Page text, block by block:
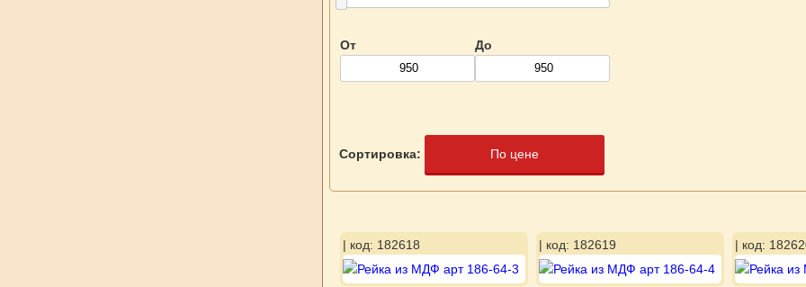
От До
Сортировка: По цене
| код: 182618 | код: 182619 | код: